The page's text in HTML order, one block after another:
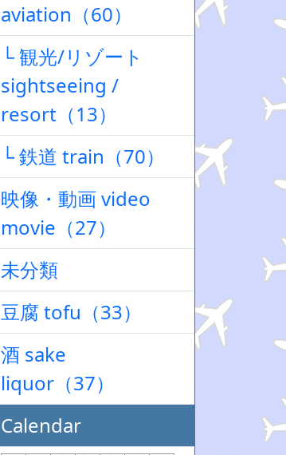
aviation（60）
└ 観光/リゾート
sightseeing /
resort（13）
└ 鉄道 train（70）
映像・動画 video
movie（27）
未分類
豆腐 tofu（33）
酒 sake
liquor（37）
Calendar